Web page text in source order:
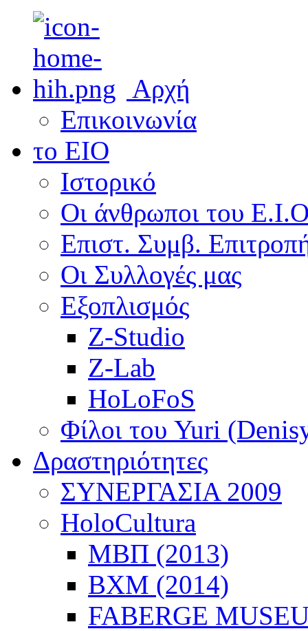
Αρχή
Επικοινωνία
το ΕΙΟ
Ιστορικό
Οι άνθρωποι του
Επιστ. Συμβ.
Οι Συλλογές μας
Εξοπλισμός
Z-Studio
Z-Lab
HoLoFoS
Φίλοι του Yuri
Δραστηριότητες
ΣΥΝΕΡΓΑΣΙΑ 2009
HoloCultura
ΜΒΠ (2013)
ΒΧΜ (2014)
FABERGE